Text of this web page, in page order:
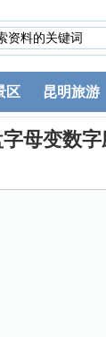
区 昆明旅游
母变数